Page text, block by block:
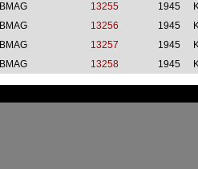
BMAG
13255 1945
BMAG
13256 1945
BMAG
13257 1945
BMAG
13258 1945